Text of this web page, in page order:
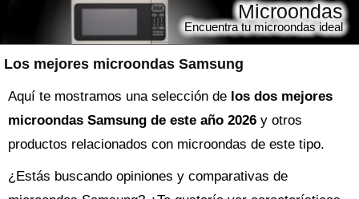
Los mejores microondas Samsung
Microondas
Encuentra tu microondas ideal
Aquí te mostramos una selección de los dos mejores
microondas Samsung de este año 2026 y otros
productos relacionados con microondas de este tipo.
¿Estás buscando opiniones y comparativas de